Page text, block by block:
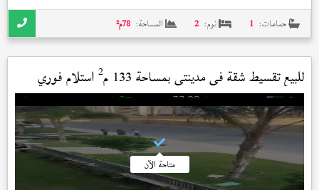
حمامات: 1 نوم: 2 المساحة: 78م²
للبيع تقسيط شقة فيمدينتيبمساحة 133 م 2 استلام فوري
متاحة الآن